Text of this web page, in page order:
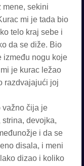
mene, sekini
mi je tada bio
telo kraj sebe i
da se diže. Bio
između nogu koje
je kurac ležao
razdvajajući joj
važno čija je
strina, devojka,
i da se
disala, i meni
dizao i koliko